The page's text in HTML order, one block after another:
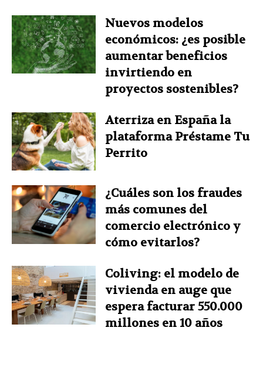
Nuevos modelos
económicos: ¿es posible
aumentar beneficios
invirtiendo en
proyectos sostenibles?
Aterriza en España la
plataforma Préstame Tu
Perrito
¿Cuáles son los fraudes
más comunes del
comercio electrónico y
cómo evitarlos?
Coliving: el modelo de
vivienda en auge que
espera facturar 550.000
millones en 10 años